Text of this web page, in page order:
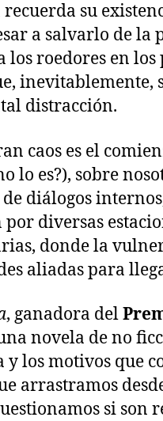
su
a salvarlo de la
los roedores en
inevitablemente,
distracción.
caos es el
lo es?), sobre
diálogos
diversas
donde la
aliadas para
, ganadora del
novela de no
los motivos que
arrastramos
si son